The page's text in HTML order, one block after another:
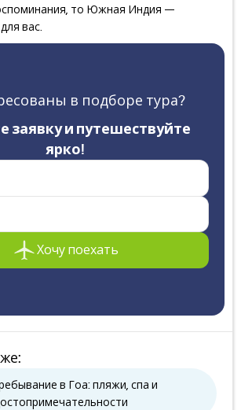
то Южная Индия —
вас.
в подборе тура?
заявку и путешествуйте
ярко!
Хочу поехать
:
в Гоа: пляжи, спа и